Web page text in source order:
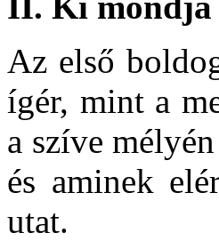
Az első
ígér, mint a
a szíve
és aminek
utat.